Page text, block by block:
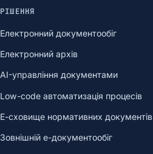
РІШЕННЯ
Електронний документообіг
Електронний архів
AI-управління документами
Low-code автоматизація процесів
Е-сховище нормативних документів
Зовнішній е-документообіг